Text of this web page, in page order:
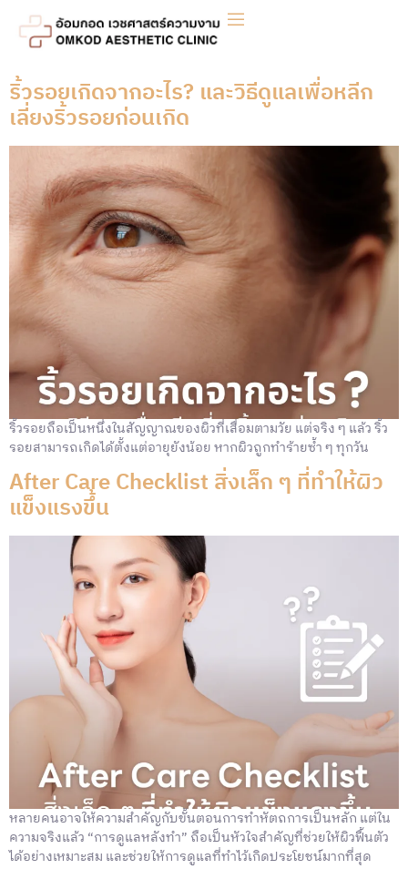
ริ้วรอยเกิดจากอะไร? และวิธีดูแลเพื่อหลีก
เลี่ยงริ้วรอยก่อนเกิด
ริ้วรอยถือเป็นหนึ่งในสัญญาณของผิวที่เสื่อมตามวัย แต่จริง ๆ แล้ว ริ้ว
รอยสามารถเกิดได้ตั้งแต่อายุยังน้อย หากผิวถูกทำร้ายซ้ำ ๆ ทุกวัน
After Care Checklist สิ่งเล็ก ๆ ที่ทำให้ผิว
แข็งแรงขึ้น
หลายคนอาจให้ความสำคัญกับขั้นตอนการทำหัตถการเป็นหลัก แต่ใน
ความจริงแล้ว “การดูแลหลังทำ” ถือเป็นหัวใจสำคัญที่ช่วยให้ผิวฟื้นตัว
ได้อย่างเหมาะสม และช่วยให้การดูแลที่ทำไว้เกิดประโยชน์มากที่สุด